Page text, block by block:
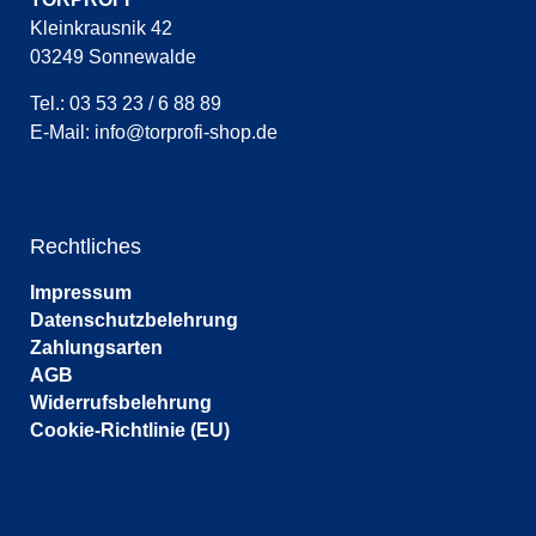
Kleinkrausnik 42
03249 Sonnewalde
Tel.: 03 53 23 / 6 88 89
E-Mail: info@torprofi-shop.de
Rechtliches
Impressum
Datenschutzbelehrung
Zahlungsarten
AGB
Widerrufsbelehrung
Cookie-Richtlinie (EU)